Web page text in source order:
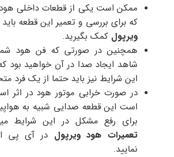
ممکن است یکی از قطعات داخلی
که برای بررسی و تعمیر این قطعه
ویرپول کمک بگیرید.
همچنین در صورتی که فن هود
شاهد ایجاد صدا در آن خواهید بود
این شرایط نیز باید حتما از یک
در صورت خرابی موتور هود در اثر
است این قطعه صدایی شبیه به
برای رفع مشکل در این شرایط
تعمیرات هود ویرپول در آی پی
نمایید.